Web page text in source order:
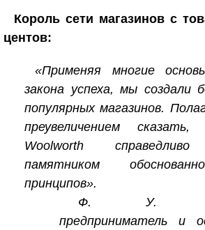
Король сети магазинов с
центов:
«Применяя многие
закона успеха, мы создали
популярных магазинов.
преувеличением
Woolworth
памятником
принципов».
Ф. У.
предприниматель и